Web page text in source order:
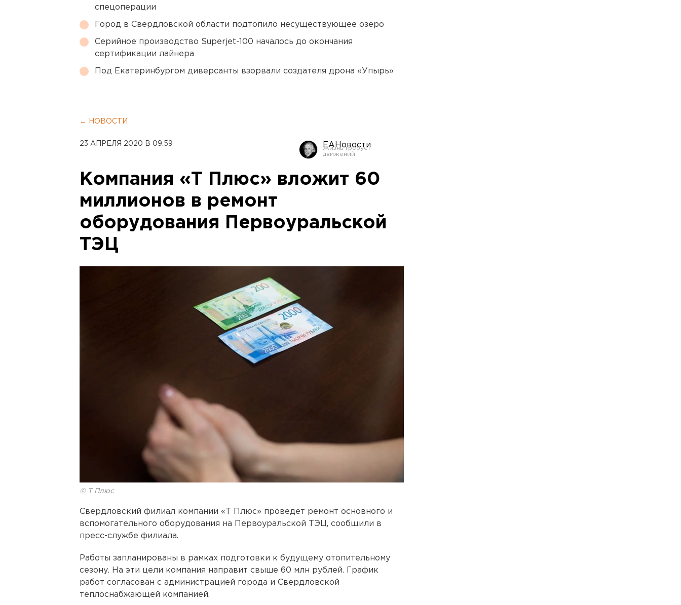
спецоперации
Город в Свердловской области подтопило несуществующее озеро
Серийное производство Superjet-100 началось до окончания
сертификации лайнера
Под Екатеринбургом диверсанты взорвали создателя дрона «Упырь»
← НОВОСТИ
23 АПРЕЛЯ 2020 В 09:59 ЕАНовости
Компания «Т Плюс» вложит 60
миллионов в ремонт
оборудования Первоуральской
ТЭЦ
© Т Плюс
Свердловский филиал компании «Т Плюс» проведет ремонт основного и
вспомогательного оборудования на Первоуральской ТЭЦ, сообщили в
пресс-службе филиала.
Работы запланированы в рамках подготовки к будущему отопительному
сезону. На эти цели компания направит свыше 60 млн рублей. График
работ согласован с администрацией города и Свердловской
теплоснабжающей компанией.